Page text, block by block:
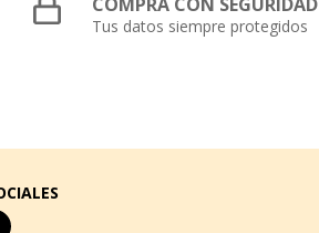
Tus datos siempre protegidos